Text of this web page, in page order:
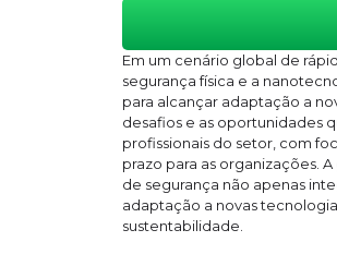
Em um cenário global de
segurança física e a
para alcançar adaptação a
desafios e as oportunidades
profissionais do setor, com
prazo para as organizações.
de segurança não apenas
adaptação a novas
sustentabilidade.